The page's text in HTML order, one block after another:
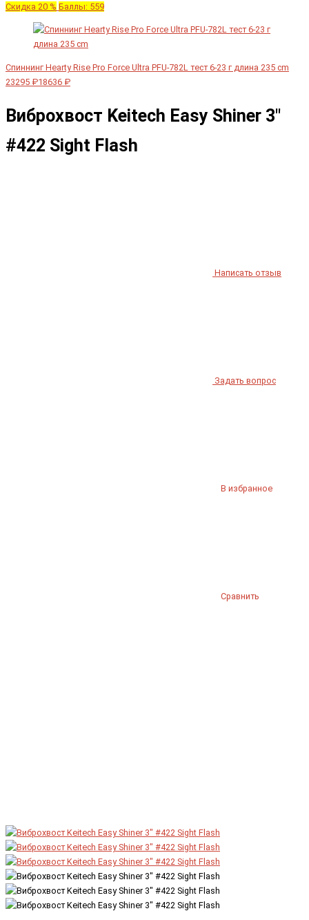
Скидка 20 % Баллы: 559
Спиннинг Hearty Rise Pro Force Ultra PFU-782L тест 6-23 г длина 235 cm
23295 ₽18636 ₽
Виброхвост Keitech Easy Shiner 3"
#422 Sight Flash
Написать отзыв
Задать вопрос
В избранное
Сравнить